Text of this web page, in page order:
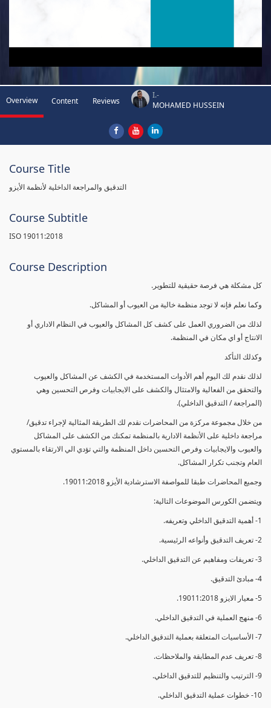
Overview Content Reviews
I.-
MOHAMED HUSSEIN
Course Title
التدقيق والمراجعة الداخلية لأنظمة الأيزو
Course Subtitle
ISO 19011:2018
Course Description
كل مشكلة هي فرصة حقيقية للتطوير.
وكما نعلم فإنه لا توجد منظمة خالية من العيوب أو المشاكل.
لذلك من الضروري العمل على كشف كل المشاكل والعيوب في النظام الاداري أو
الانتاج أو اي مكان في المنظمة.
وكذلك التأكد
لذلك نقدم لك اليوم أهم الأدوات المستخدمة في الكشف عن المشاكل والعيوب
والتحقق من الفعالية والامتثال والكشف على الايجابيات وفرص التحسين وهي
(المراجعة / التدقيق الداخلي).
من خلال مجموعة مركزة من المحاضرات نقدم لك الطريقة المثالية لإجراء تدقيق/
مراجعة داخلية على الأنظمة الادارية بالمنظمة تمكنك من الكشف على المشاكل
والعيوب والايجابيات وفرص التحسين داخل المنظمة والتي تؤدي الي الارتقاء بالمستوي
العام وتجنب تكرار المشاكل.
وجميع المحاضرات طبقا للمواصفة الاسترشادية الأيزو 19011:2018.
ويتضمن الكورس الموضوعات التالية:
1- أهمية التدقيق الداخلي وتعريفه.
2- تعريف التدقيق وأنواعه الرئيسية.
3- تعريفات ومفاهيم عن التدقيق الداخلي.
4- مبادئ التدقيق.
5- معيار الايزو 19011:2018.
6- منهج العملية في التدقيق الداخلي.
7- الأساسيات المتعلقة بعملية التدقيق الداخلي.
8- تعريف عدم المطابقة والملاحظات.
9- الترتيب والتنظيم للتدقيق الداخلي.
10- خطوات عملية التدقيق الداخلي.